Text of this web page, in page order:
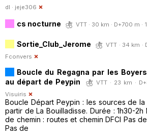
dl · jeje306
cs nocturne VTT · 30 km · D+700 m ·
Sortie_Club_Jerome
VTT · 34 km ·
Fconvers
Boucle du Regagna par les
au départ de Peypin
VTT · 23 km ·
Visuiris
Boucle Départ Peypin : les sources de
partir de La Bouilladisse. Durée : 1h30-
de chemin : routes et chemin DFCI Pas
Pas de